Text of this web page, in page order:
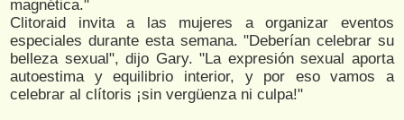
magnética."
Clitoraid invita a las mujeres a organizar eventos
especiales durante esta semana. "Deberían celebrar su
belleza sexual", dijo Gary. "La expresión sexual aporta
autoestima y equilibrio interior, y por eso vamos a
celebrar al clítoris ¡sin vergüenza ni culpa!"